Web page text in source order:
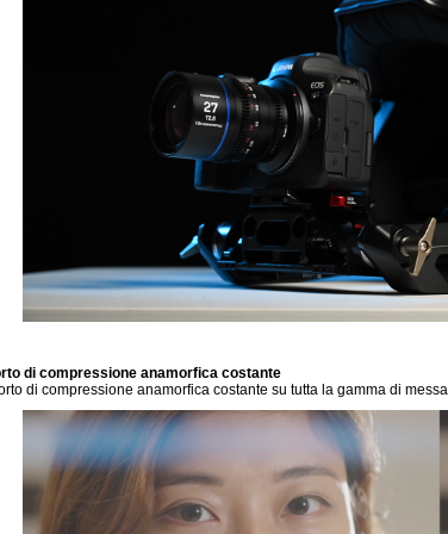
di compressione anamorfica costante
di compressione anamorfica costante su tutta la gamma di